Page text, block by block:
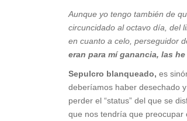
Aunque yo tengo también de
circuncidado al octavo día, del
en cuanto a celo, perseguidor
eran para mí ganancia, las
Sepulcro blanqueado, es
deberíamos haber desechado
perder el “status” del que se
que nos tendría que preocupar